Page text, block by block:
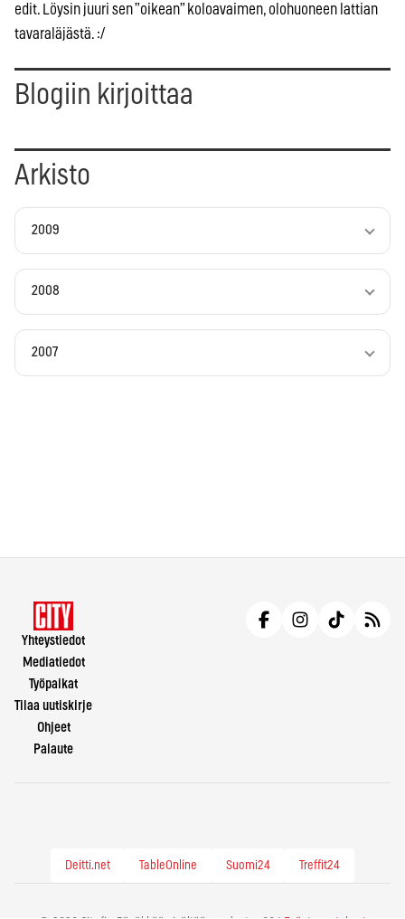
edit. Löysin juuri sen ”oikean” koloavaimen, olohuoneen lattian
tavaraläjästä. :/
Blogiin kirjoittaa
Arkisto
2009
2008
2007
Yhteystiedot
Mediatiedot
Työpaikat
Tilaa uutiskirje
Ohjeet
Palaute
Deitti.net TableOnline Suomi24 Treffit24